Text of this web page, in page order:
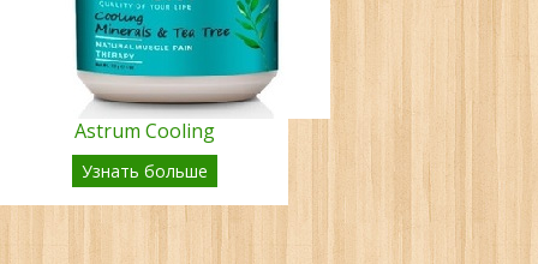
Astrum Cooling
Узнать больше